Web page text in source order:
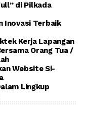
di Pilkada
Inovasi Terbaik
Kerja Lapangan
Orang Tua /
Website Si-
Lingkup